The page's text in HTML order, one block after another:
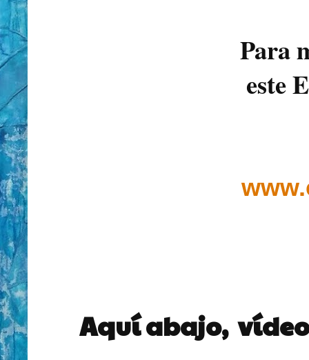
Para
este
Aquí abajo,